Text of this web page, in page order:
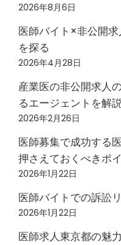
2026年8月6日
医師バイト×非公開
を探る
2026年4月28日
産業医の非公開求人
るエージェントを解
2026年2月26日
医師募集で成功する
押さえておくべきポ
2026年1月22日
医師バイトでの訴訟
2026年1月22日
医師求人東京都の魅